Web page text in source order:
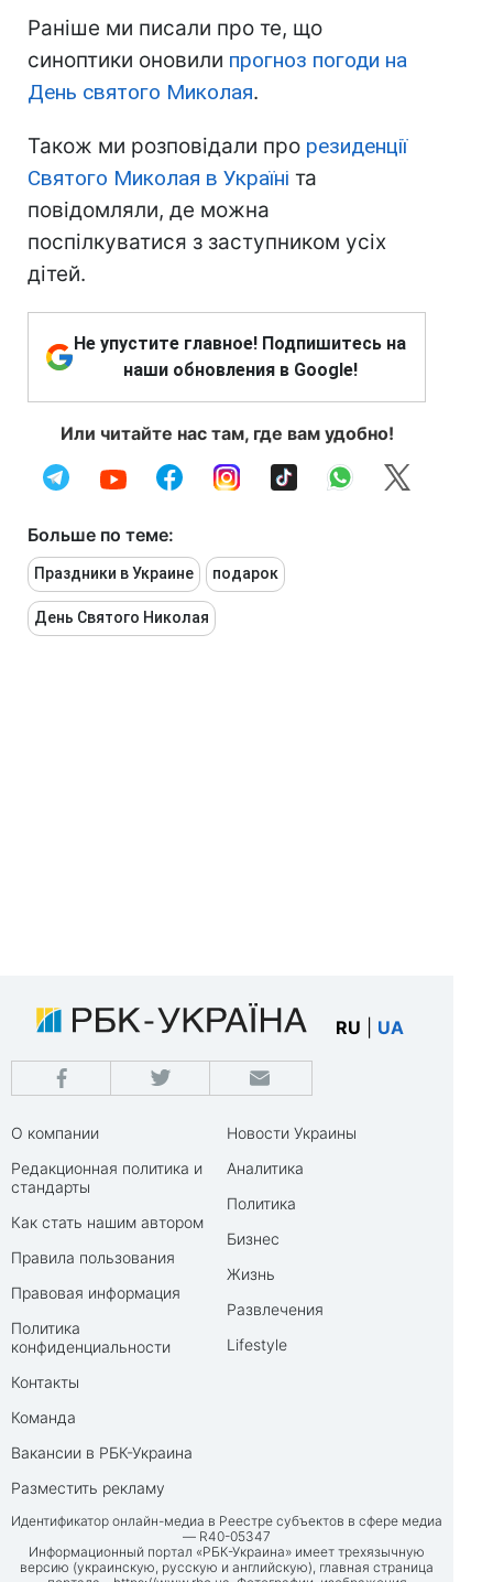
Раніше ми писали про те, що
синоптики оновили прогноз погоди на
День святого Миколая.
Також ми розповідали про резиденції
Святого Миколая в Україні та
повідомляли, де можна
поспілкуватися з заступником усіх
дітей.
Не упустите главное! Подпишитесь на
наши обновления в Google!
Или читайте нас там, где вам удобно!
Больше по теме:
Праздники в Украине подарок
День Святого Николая
RU UA
О компании
Редакционная политика и
стандарты
Как стать нашим автором
Правила пользования
Правовая информация
Политика
конфиденциальности
Контакты
Команда
Вакансии в РБК-Украина
Разместить рекламу
Новости Украины
Аналитика
Политика
Бизнес
Жизнь
Развлечения
Lifestyle
Идентификатор онлайн-медиа в Реестре субъектов в сфере медиа
— R40-05347
Информационный портал «РБК-Украина» имеет трехязычную
версию (украинскую, русскую и английскую), главная страница